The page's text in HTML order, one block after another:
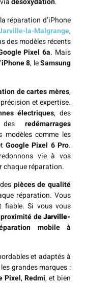
réparation d’iPhone
la-Malgrange,
des modèles récents
Pixel 6a. Mais
iPhone 8, leSamsung
de cartes mères,
et expertise.
électriques, des
redémarrages
modèles comme les
Google Pixel 6 Pro.
vie à vos
chaque réparation.
pièces de qualité
réparation. Vous
fiable. Si vous vous
deJarville-
mobile à
et adaptés à
grandes marques :
Pixel,Redmi, et bien